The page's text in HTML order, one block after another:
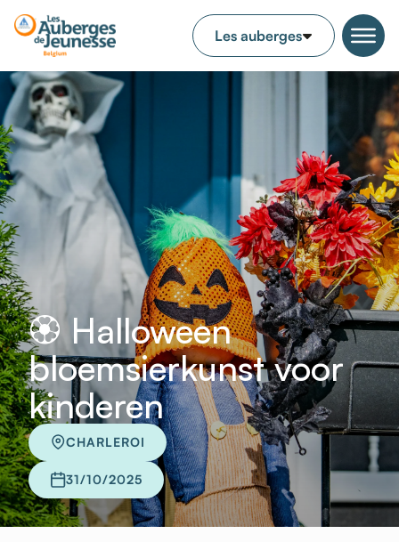
🏵️ Halloween
bloemsierkunst voor
kinderen
CHARLEROI
31/10/2025